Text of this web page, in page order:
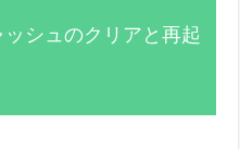
シュのクリアと再起